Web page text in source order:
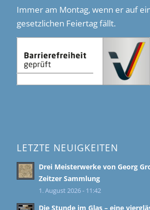
Immer am Montag, wenn er auf
gesetzlichen Feiertag fällt.
LETZTE NEUIGKEITEN
Drei Meisterwerke von Georg
Zeitzer Sammlung
1. August 2026 - 11:42
Die Stunde im Glas – eine